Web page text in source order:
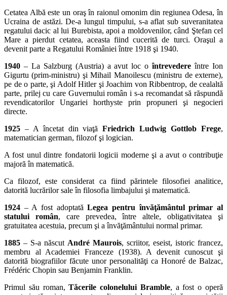
Cetatea Albă este un oraş în raionul omonim din regiunea Odesa, în
Ucraina de astăzi. De-a lungul timpului, s-a aflat sub suveranitatea
regatului dacic al lui Burebista, apoi a moldovenilor, când Ştefan cel
Mare a pierdut cetatea, aceasta fiind cucerită de turci. Oraşul a
devenit parte a Regatului României între 1918 şi 1940.
1940 – La Salzburg (Austria) a avut loc oîntrevedereîntre Ion
Gigurtu (prim-ministru) şi Mihail Manoilescu (ministru de externe),
pe de o parte, şi Adolf Hitler şi Joachim von Ribbentrop, de cealaltă
parte, prilej cu care Guvernului român i s-a recomandat să răspundă
revendicatorilor Ungariei horthyste prin propuneri şi negocieri
directe.
1925 – A încetat din viaţăFriedrich Ludwig Gottlob Frege,
matematician german, filozof şi logician.
A fost unul dintre fondatorii logicii moderne şi a avut o contribuţie
majoră în matematică.
Ca filozof, este considerat ca fiind părintele filosofiei analitice,
datorită lucrărilor sale în filosofia limbajului şi matematică.
1924 – A fost adoptatăLegea pentru învăţământul primar al
statului român, care prevedea, între altele, obligativitatea şi
gratuitatea acestuia, precum şi a învăţământului normal primar.
1885 – S-a născut André Maurois, scriitor, eseist, istoric francez,
membru al Academiei Franceze (1938). A devenit cunoscut şi
datorită biografiilor făcute unor personalităţi ca Honoré de Balzac,
Frédéric Chopin sau Benjamin Franklin.
Primul său roman,Tăcerile colonelului Bramble, a fost o operă